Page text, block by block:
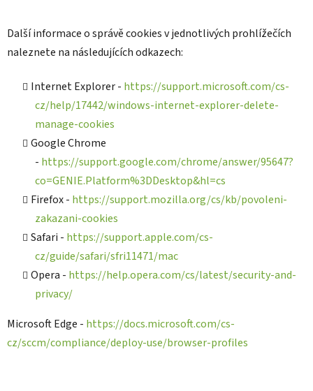
Další informace o správě cookies v jednotlivých prohlížečích
naleznete na následujících odkazech:
Internet Explorer - https://support.microsoft.com/cs-
cz/help/17442/windows-internet-explorer-delete-
manage-cookies
Google Chrome
- https://support.google.com/chrome/answer/95647?
co=GENIE.Platform%3DDesktop&hl=cs
Firefox - https://support.mozilla.org/cs/kb/povoleni-
zakazani-cookies
Safari - https://support.apple.com/cs-
cz/guide/safari/sfri11471/mac
Opera - https://help.opera.com/cs/latest/security-and-
privacy/
Microsoft Edge - https://docs.microsoft.com/cs-
cz/sccm/compliance/deploy-use/browser-profiles